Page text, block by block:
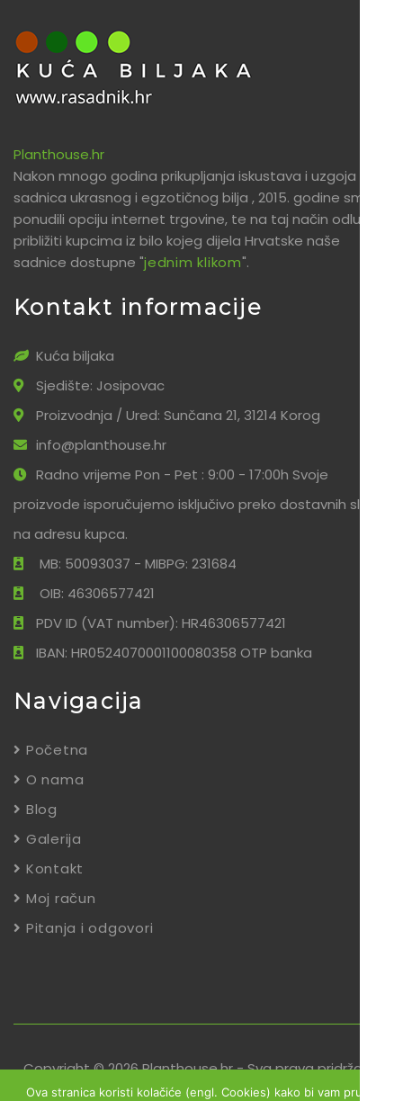
Planthouse.hr
Nakon mnogo godina prikupljanja iskustava i uzgoja
sadnica ukrasnog i egzotičnog bilja , 2015. godine smo
ponudili opciju internet trgovine, te na taj način odlučili
približiti kupcima iz bilo kojeg dijela Hrvatske naše
sadnice dostupne "jednim klikom".
Kontakt informacije
Kuća biljaka
Sjedište: Josipovac
Proizvodnja / Ured: Sunčana 21, 31214 Korog
info@planthouse.hr
Radno vrijeme Pon - Pet : 9:00 - 17:00h Svoje
proizvode isporučujemo isključivo preko dostavnih službi
na adresu kupca.
MB: 50093037 - MIBPG: 231684
OIB: 46306577421
PDV ID (VAT number): HR46306577421
IBAN: HR0524070001100080358 OTP banka
Navigacija
Početna
O nama
Blog
Galerija
Kontakt
Moj račun
Pitanja i odgovori
Copyright © 2026 Planthouse.hr - Sva prava pridržana
Ova stranica koristi kolačiće (engl. Cookies) kako bi vam pružili